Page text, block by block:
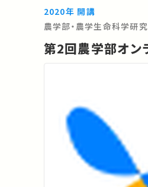
2020年 開講
農学部・農学生命科学研
第2回農学部オン